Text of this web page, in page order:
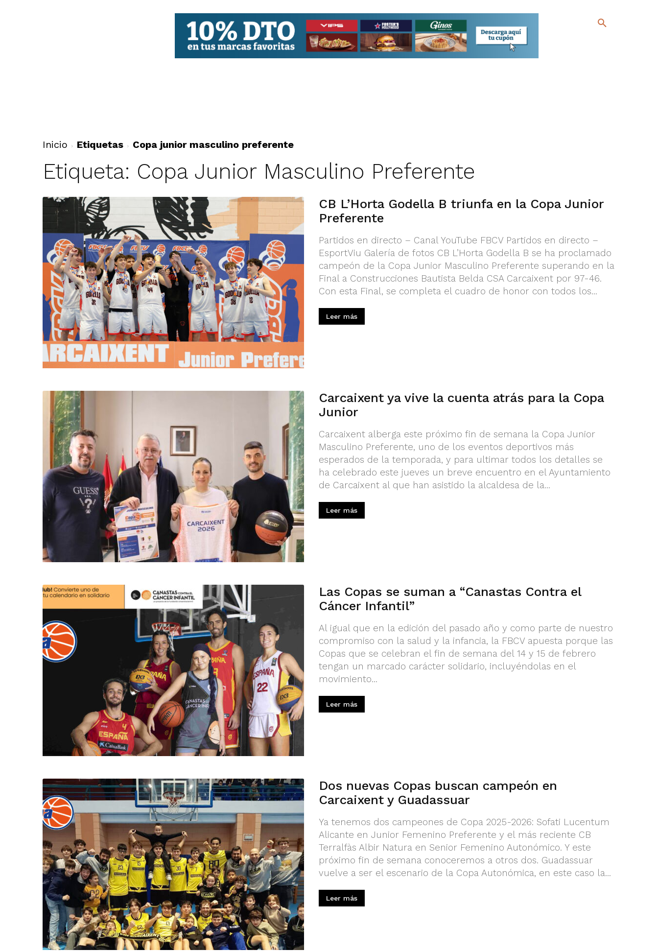
Inicio Etiquetas Copa junior masculino preferente
Etiqueta: Copa Junior Masculino Preferente
CB L’Horta Godella B triunfa en la Copa Junior
Preferente
Partidos en directo – Canal YouTube FBCV Partidos en directo –
EsportViu Galería de fotos CB L’Horta Godella B se ha proclamado
campeón de la Copa Junior Masculino Preferente superando en la
Final a Construcciones Bautista Belda CSA Carcaixent por 97-46.
Con esta Final, se completa el cuadro de honor con todos los...
Leer más
Carcaixent ya vive la cuenta atrás para la Copa
Junior
Carcaixent alberga este próximo fin de semana la Copa Junior
Masculino Preferente, uno de los eventos deportivos más
esperados de la temporada, y para ultimar todos los detalles se
ha celebrado este jueves un breve encuentro en el Ayuntamiento
de Carcaixent al que han asistido la alcaldesa de la...
Leer más
Las Copas se suman a “Canastas Contra el
Cáncer Infantil”
Al igual que en la edición del pasado año y como parte de nuestro
compromiso con la salud y la infancia, la FBCV apuesta porque las
Copas que se celebran el fin de semana del 14 y 15 de febrero
tengan un marcado carácter solidario, incluyéndolas en el
movimiento...
Leer más
Dos nuevas Copas buscan campeón en
Carcaixent y Guadassuar
Ya tenemos dos campeones de Copa 2025-2026: Sofati Lucentum
Alicante en Junior Femenino Preferente y el más reciente CB
Terralfàs Albir Natura en Senior Femenino Autonómico. Y este
próximo fin de semana conoceremos a otros dos. Guadassuar
vuelve a ser el escenario de la Copa Autonómica, en este caso la...
Leer más